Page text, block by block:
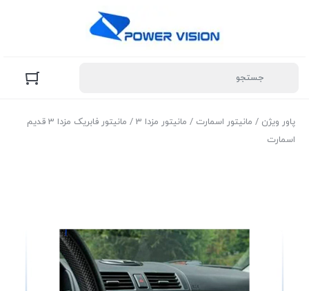
پاور ویژن / مانیتور اسمارت / مانیتور مزدا 3
/ مانیتور فابریک مزدا 3 قدیم
اسمارت